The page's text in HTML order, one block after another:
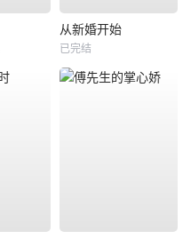
从新婚开始
已完结